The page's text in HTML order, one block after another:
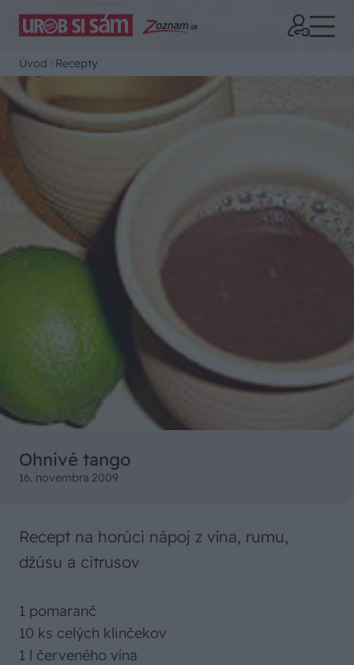
Úvod Recepty
Ohnivé tango
16. novembra 2009
Recept na horúci nápoj z vína, rumu,
džúsu a citrusov
1 pomaranč
10 ks celých klinčekov
1 l červeného vína